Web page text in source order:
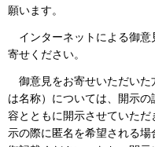
願います。
インターネットによる御
寄せください。
御意見をお寄せいただい
は名称）については、開示
容とともに開示させていた
示の際に匿名を希望される